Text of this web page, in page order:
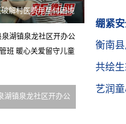
解村医费用垫付困境
湖镇泉龙社区开办公
绷紧
消防
衡南
全通道
共绘
活动
艺润